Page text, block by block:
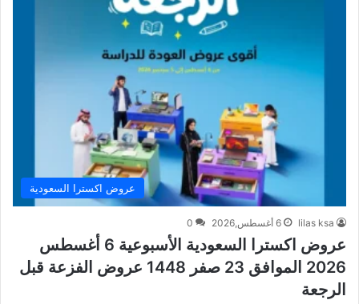
عروض اكسترا السعودية
lilas ksa 6 أغسطس,2026 0
عروض اكسترا السعودية الأسبوعية 6 أغسطس
2026 الموافق 23 صفر 1448 عروض الفزعة قبل
الرجعة